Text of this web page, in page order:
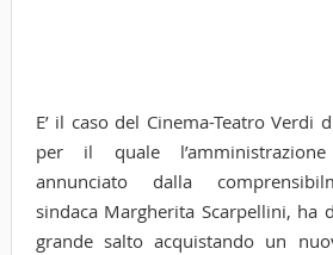
E’ il caso del Cinema-Teatro Verdi
per il quale
annunciato dalla
sindaca Margherita Scarpellini, ha
grande salto acquistando un